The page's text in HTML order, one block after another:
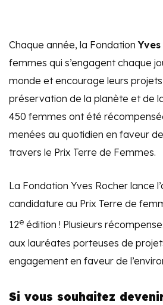
Chaque année, la Fondation
femmes qui s’engagent chaque
monde et encourage leurs
préservation de la planète et de
450 femmes ont été
menées au quotidien en faveur
travers le Prix Terre de Femmes.
La Fondation Yves Rocher lance
candidature au Prix Terre de
12e édition ! Plusieurs
aux lauréates porteuses de
engagement en faveur de
Si vous souhaitez